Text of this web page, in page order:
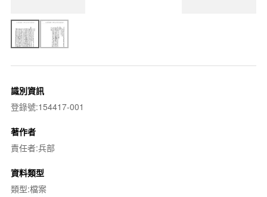
識別資訊
登錄號:154417-001
著作者
責任者:兵部
資料類型
類型:檔案